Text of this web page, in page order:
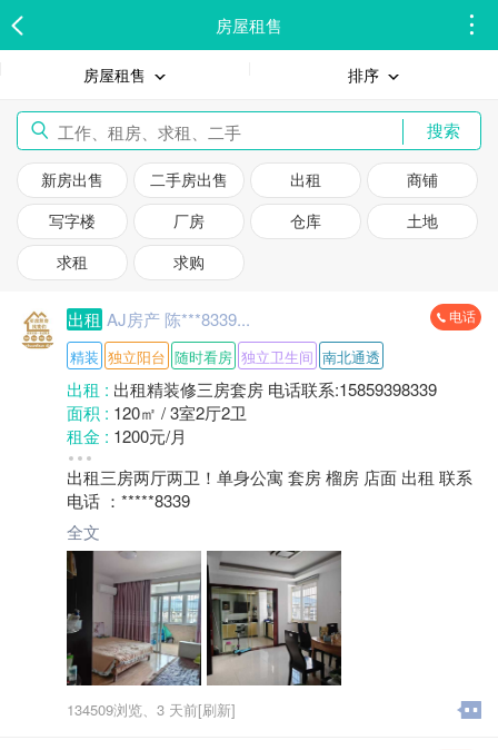
房屋租售
房屋租售 排序
搜索
新房出售 二手房出售 出租
商铺
写字楼
厂房 仓库
土地
求租
求购
出租 AJ房产 陈***8339... 电话
精装 独立阳台 随时看房 独立卫生间 南北通透
出租 : 出租精装修三房套房 电话联系:15859398339
面积 : 120㎡ / 3室2厅2卫
租金 : 1200元/月
装修 :
方式 :整租
押金 :押一付三
地区 :
出租三房两厅两卫！单身公寓 套房 榴房 店面 出租 联系
电话 ：*****8339
全文
134509浏览、 3 天前[刷新]